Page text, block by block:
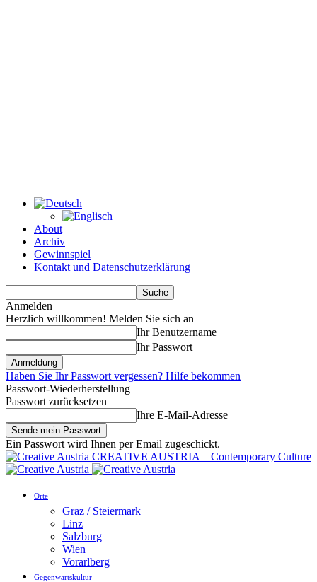
About
Archiv
Gewinnspiel
Kontakt und Datenschutzerklärung
Anmelden
Herzlich willkommen! Melden Sie sich an
Ihr Benutzername
Ihr Passwort
Haben Sie Ihr Passwort vergessen? Hilfe bekommen
Passwort-Wiederherstellung
Passwort zurücksetzen
Ihre E-Mail-Adresse
Ein Passwort wird Ihnen per Email zugeschickt.
CREATIVE AUSTRIA – Contemporary Culture
Orte
Graz / Steiermark
Linz
Salzburg
Wien
Vorarlberg
Gegenwartskultur